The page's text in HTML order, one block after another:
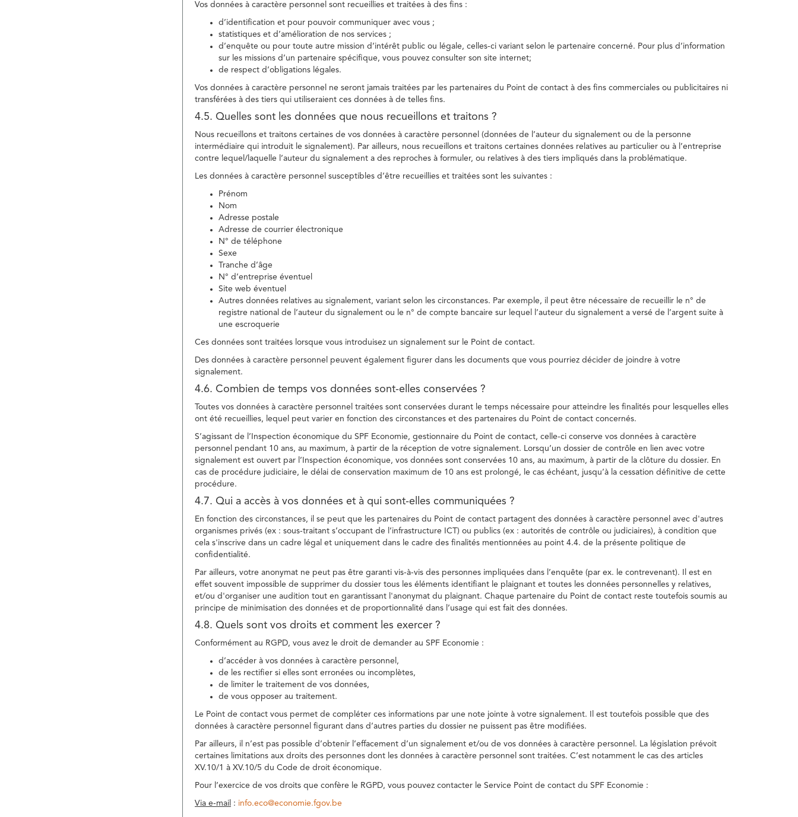
Vos données à caractère personnel sont recueillies et traitées à des fins :
d’identification et pour pouvoir communiquer avec vous ;
statistiques et d’amélioration de nos services ;
d’enquête ou pour toute autre mission d’intérêt public ou légale, celles-ci variant selon le partenaire concerné. Pour plus d’information
sur les missions d’un partenaire spécifique, vous pouvez consulter son site internet;
de respect d’obligations légales.
Vos données à caractère personnel ne seront jamais traitées par les partenaires du Point de contact à des fins commerciales ou publicitaires ni
transférées à des tiers qui utiliseraient ces données à de telles fins.
4.5. Quelles sont les données que nous recueillons et traitons ?
Nous recueillons et traitons certaines de vos données à caractère personnel (données de l’auteur du signalement ou de la personne
intermédiaire qui introduit le signalement). Par ailleurs, nous recueillons et traitons certaines données relatives au particulier ou à l’entreprise
contre lequel/laquelle l’auteur du signalement a des reproches à formuler, ou relatives à des tiers impliqués dans la problématique.
Les données à caractère personnel susceptibles d’être recueillies et traitées sont les suivantes :
Prénom
Nom
Adresse postale
Adresse de courrier électronique
N° de téléphone
Sexe
Tranche d’âge
N° d’entreprise éventuel
Site web éventuel
Autres données relatives au signalement, variant selon les circonstances. Par exemple, il peut être nécessaire de recueillir le n° de
registre national de l’auteur du signalement ou le n° de compte bancaire sur lequel l’auteur du signalement a versé de l’argent suite à
une escroquerie
Ces données sont traitées lorsque vous introduisez un signalement sur le Point de contact.
Des données à caractère personnel peuvent également figurer dans les documents que vous pourriez décider de joindre à votre
signalement.
4.6. Combien de temps vos données sont-elles conservées ?
Toutes vos données à caractère personnel traitées sont conservées durant le temps nécessaire pour atteindre les finalités pour lesquelles elles
ont été recueillies, lequel peut varier en fonction des circonstances et des partenaires du Point de contact concernés.
S’agissant de l’Inspection économique du SPF Economie, gestionnaire du Point de contact, celle-ci conserve vos données à caractère
personnel pendant 10 ans, au maximum, à partir de la réception de votre signalement. Lorsqu’un dossier de contrôle en lien avec votre
signalement est ouvert par l’Inspection économique, vos données sont conservées 10 ans, au maximum, à partir de la clôture du dossier. En
cas de procédure judiciaire, le délai de conservation maximum de 10 ans est prolongé, le cas échéant, jusqu’à la cessation définitive de cette
procédure.
4.7. Qui a accès à vos données et à qui sont-elles communiquées ?
En fonction des circonstances, il se peut que les partenaires du Point de contact partagent des données à caractère personnel avec d'autres
organismes privés (ex : sous-traitant s’occupant de l’infrastructure ICT) ou publics (ex : autorités de contrôle ou judiciaires), à condition que
cela s'inscrive dans un cadre légal et uniquement dans le cadre des finalités mentionnées au point 4.4. de la présente politique de
confidentialité.
Par ailleurs, votre anonymat ne peut pas être garanti vis-à-vis des personnes impliquées dans l’enquête (par ex. le contrevenant). Il est en
effet souvent impossible de supprimer du dossier tous les éléments identifiant le plaignant et toutes les données personnelles y relatives,
et/ou d'organiser une audition tout en garantissant l'anonymat du plaignant. Chaque partenaire du Point de contact reste toutefois soumis au
principe de minimisation des données et de proportionnalité dans l’usage qui est fait des données.
4.8. Quels sont vos droits et comment les exercer ?
Conformément au RGPD, vous avez le droit de demander au SPF Economie :
d’accéder à vos données à caractère personnel,
de les rectifier si elles sont erronées ou incomplètes,
de limiter le traitement de vos données,
de vous opposer au traitement.
Le Point de contact vous permet de compléter ces informations par une note jointe à votre signalement. Il est toutefois possible que des
données à caractère personnel figurant dans d’autres parties du dossier ne puissent pas être modifiées.
Par ailleurs, il n’est pas possible d’obtenir l’effacement d’un signalement et/ou de vos données à caractère personnel. La législation prévoit
certaines limitations aux droits des personnes dont les données à caractère personnel sont traitées. C’est notamment le cas des articles
XV.10/1 à XV.10/5 du Code de droit économique.
Pour l’exercice de vos droits que confère le RGPD, vous pouvez contacter le Service Point de contact du SPF Economie :
Via e-mail : info.eco@economie.fgov.be